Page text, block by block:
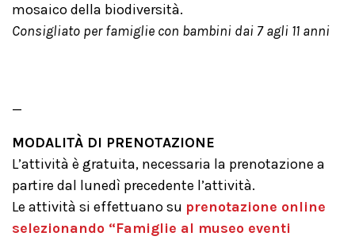
mosaico della biodiversità.
Consigliato per famiglie con bambini dai 7 agli 11 anni
_
MODALITÀ DI PRENOTAZIONE
L’attività è gratuita, necessaria la prenotazione a
partire dal lunedì precedente l’attività.
Le attività si effettuano su prenotazione online
selezionando “Famiglie al museo eventi